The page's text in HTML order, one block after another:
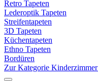
Retro Tapeten
Lederoptik Tapeten
Streifentapeten
3D Tapeten
Küchentapeten
Ethno Tapeten
Bordüren
Zur Kategorie Kinderzimmer